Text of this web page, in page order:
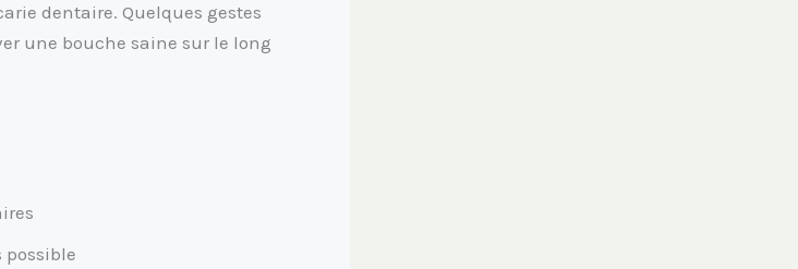
dentaire. Quelques gestes
une bouche saine sur le long
possible